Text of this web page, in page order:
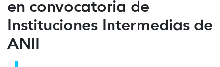
en convocatoria de
Instituciones Intermedias de
ANII